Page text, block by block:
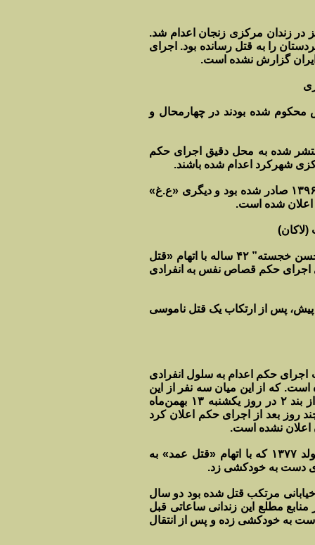
به «قتل عمد» نیز در زندان مرکزی زنجان اعدام شد.
را به قتل رسانده بود. اجرای
گزارش نشده است.
قصاص نفس محکوم شده بودند در چهارمحال و
شده به محل دقیق اجرای حکم
شهرکرد اعدام شده باشند.
هویت این دو زندانی «خ. غ» ۸۱ ساله از شهرستان بروجن که حکم وی در سال ۱۳۹۶ صادر شده بود و دیگری «ع.غ»
به گزارش سازمان حقوق بشر ایران، صبح روز پنج‌شنبه ۱۰ بهمن‌ماه ۱۳۹۸، “محسن خجسته” ۴۲ ساله با اتهام «قتل
اجرای حکم قصاص نفس به انفرادی
که پدر یک کودک ۱۰ ساله است سه سال پیش، پس از ارتکاب یک قتل ناموسی
رجایی شهر کرج جهت اجرای حکم اعدام به سلول انفرادی
است. که از این میان سه نفر از این
زندانیان به نام‌های “سجاد ظهیری”، “نیما قره‌داغی” از بند ۱ و “حسین پاشا” از بند ۲ در روز یکشنبه ۱۳ بهمن‌ماه
روز بعد از اجرای حکم اعلان کرد
اعلان نشده است.
به گزارش سازمان حقوق بشر در ایران، در همین روز، “مهرداد دده‌خانی”، متولد ۱۳۷۷ که با اتهام «قتل عمد» به
دست به خودکشی زد.
در طی یک نزاع خیابانی مرتکب قتل شده بود دو سال
مطلع این زندانی ساعاتی قبل
به خودکشی زده و پس از انتقال